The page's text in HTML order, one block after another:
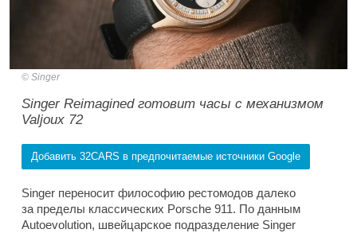
Singer
Singer Reimagined готовит часы с механизмом
Valjoux 72
Добавить 32CARS в предпочитаемые источники Google
Singer переносит философию рестомодов далеко
за пределы классических Porsche 911. По данным
Autoevolution, швейцарское подразделение Singer